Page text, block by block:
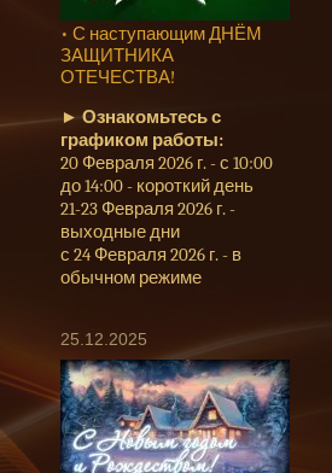
• С наступающим ДНЁМ
ЗАЩИТНИКА
ОТЕЧЕСТВА!
►Ознакомьтесь с
графиком работы:
20 Февраля 2026 г. - с 10:00
до 14:00 - короткий день
21-23 Февраля 2026 г. -
выходные дни
с 24 Февраля 2026 г. - в
обычном режиме
25.12.2025